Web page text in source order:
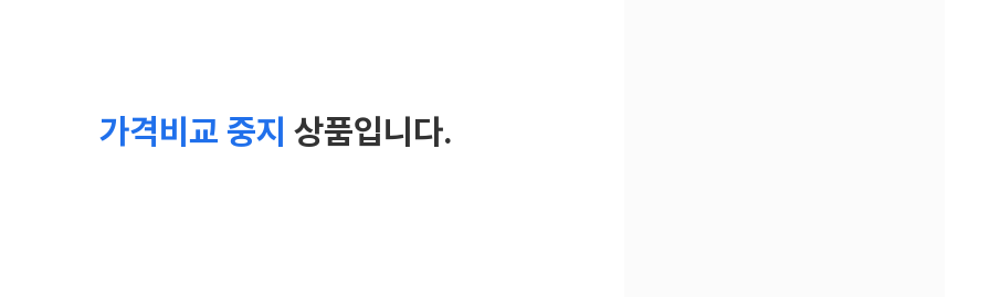
가격비교 중지 상품입니다.